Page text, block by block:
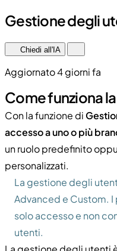
Gestione degli
Chiedi all'IA
Aggiornato 4 giorni fa
Come funziona
Con la funzione di
accesso a uno o più
un ruolo predefinito
personalizzati.
La gestione degli
Advanced e Custom. I
solo accesso e non
utenti.